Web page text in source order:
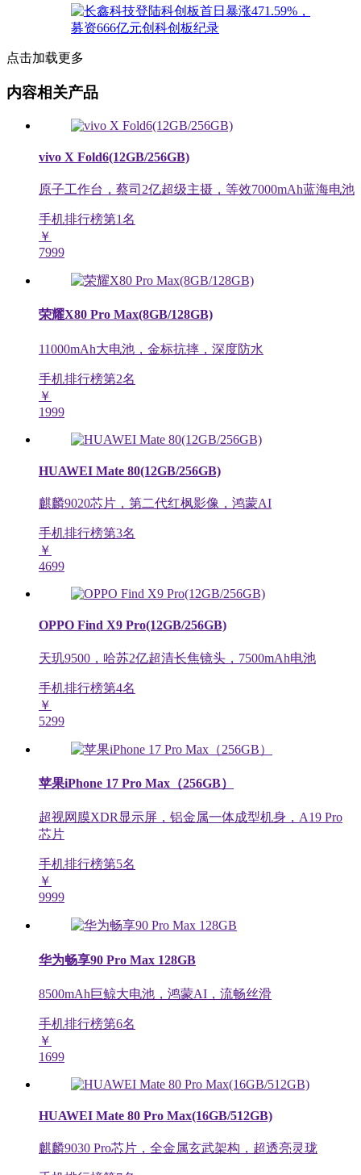
点击加载更多
内容相关产品
vivo X Fold6(12GB/256GB)
原子工作台，蔡司2亿超级主摄，等效7000mAh蓝海电池
手机排行榜第1名
￥
7999
荣耀X80 Pro Max(8GB/128GB)
11000mAh大电池，金标抗摔，深度防水
手机排行榜第2名
￥
1999
HUAWEI Mate 80(12GB/256GB)
麒麟9020芯片，第二代红枫影像，鸿蒙AI
手机排行榜第3名
￥
4699
OPPO Find X9 Pro(12GB/256GB)
天玑9500，哈苏2亿超清长焦镜头，7500mAh电池
手机排行榜第4名
￥
5299
苹果iPhone 17 Pro Max（256GB）
超视网膜XDR显示屏，铝金属一体成型机身，A19 Pro
芯片
手机排行榜第5名
￥
9999
华为畅享90 Pro Max 128GB
8500mAh巨鲸大电池，鸿蒙AI，流畅丝滑
手机排行榜第6名
￥
1699
HUAWEI Mate 80 Pro Max(16GB/512GB)
麒麟9030 Pro芯片，全金属玄武架构，超透亮灵珑